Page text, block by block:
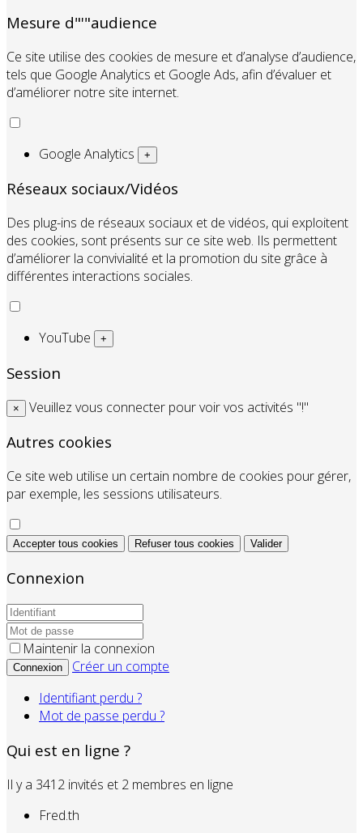
Mesure d"'"audience
Ce site utilise des cookies de mesure et d’analyse d’audience,
tels que Google Analytics et Google Ads, afin d’évaluer et
d’améliorer notre site internet.
Google Analytics +
Réseaux sociaux/Vidéos
Des plug-ins de réseaux sociaux et de vidéos, qui exploitent
des cookies, sont présents sur ce site web. Ils permettent
d’améliorer la convivialité et la promotion du site grâce à
différentes interactions sociales.
YouTube +
Session
× Veuillez vous connecter pour voir vos activités "!"
Autres cookies
Ce site web utilise un certain nombre de cookies pour gérer,
par exemple, les sessions utilisateurs.
Accepter tous cookies Refuser tous cookies Valider
Connexion
Maintenir la connexion
Connexion
Créer un compte
Identifiant perdu ?
Mot de passe perdu ?
Qui est en ligne ?
Il y a 3412 invités et 2 membres en ligne
Fred.th